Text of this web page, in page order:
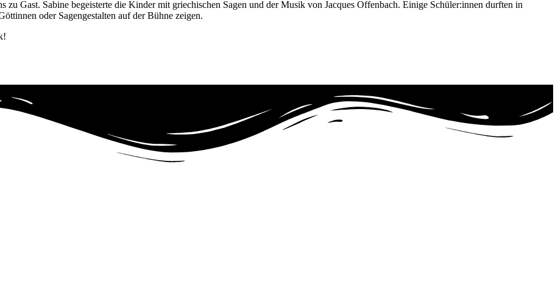
Gast. Sabine begeisterte die Kinder mit griechischen Sagen und der Musik von Jacques Offenbach. Einige Schüler:innen durften in
oder Sagengestalten auf der Bühne zeigen.